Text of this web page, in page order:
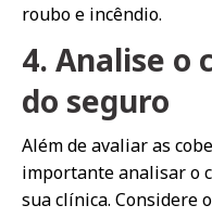
roubo e incêndio.
4. Analise o
do seguro
Além de avaliar as
importante analisar o
sua clínica. Considere